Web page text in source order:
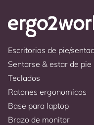
Escritorios de pie/
Sentarse & estar de pie
Teclados
Ratones ergonomicos
Base para laptop
Brazo de monitor